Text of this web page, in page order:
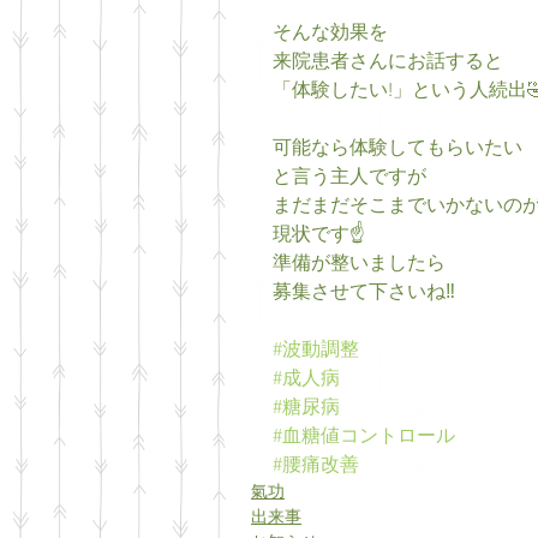
そんな効果を
来院患者さんにお話すると
「体験したい!」という人続出
可能なら体験してもらいたい
と言う主人ですが
まだまだそこまでいかないの
現状です☝️
準備が整いましたら
募集させて下さいね‼️
#波動調整
#成人病
#糖尿病
#血糖値コントロール
#腰痛改善
氣功
出来事